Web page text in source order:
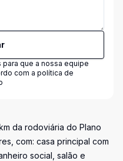
que a nossa equipe
com a política de
da rodoviária do Plano
com: casa principal com
social, salão e